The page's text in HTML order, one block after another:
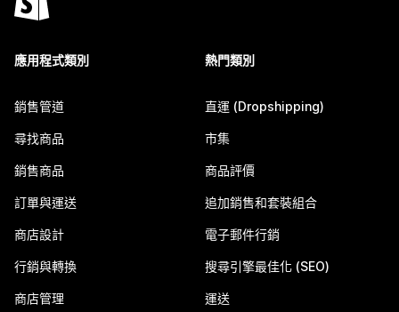
應用程式類別
銷售管道
尋找商品
銷售商品
訂單與運送
商店設計
行銷與轉換
商店管理
熱門類別
直運 (Dropshipping)
市集
商品評價
追加銷售和套裝組合
電子郵件行銷
搜尋引擎最佳化 (SEO)
運送